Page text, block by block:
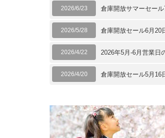
2026/6/23 倉庫開放サマーセー
2026/5/28 倉庫開放セール6月20
2026/4/22 2026年5月-6月営業日
2026/4/20 倉庫開放セール5月16